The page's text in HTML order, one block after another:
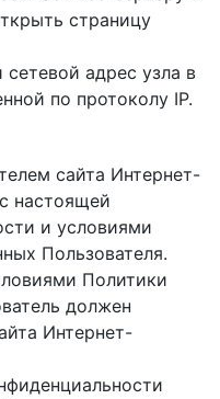
страницу
сетевой адрес узла в
по протоколу IP.
сайта Интернет-
настоящей
и условиями
Пользователя.
Политики
должен
Интернет-